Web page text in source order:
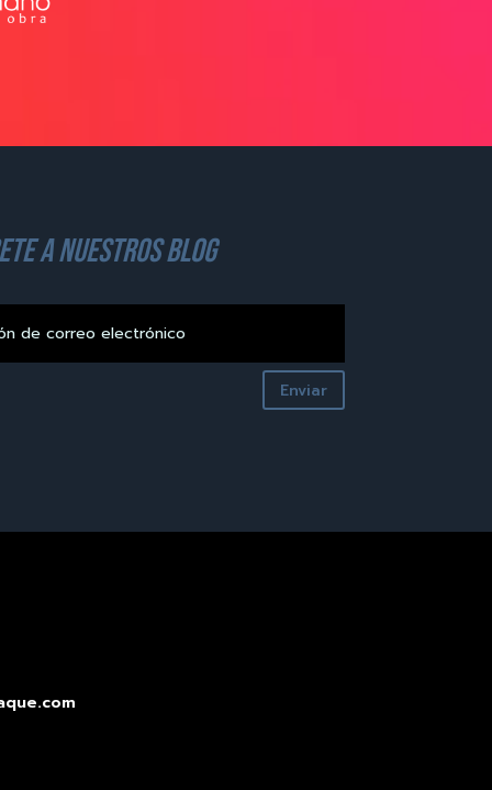
a nuestros blog
Enviar